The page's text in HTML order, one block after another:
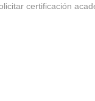
certificación